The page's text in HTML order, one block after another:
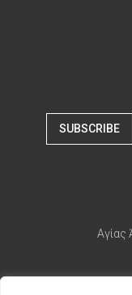
SUBSCRIBE
Αγίας